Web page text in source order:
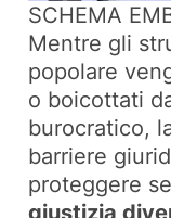
SCHEMA
Mentre gli
popolare
o boicottati
burocratico,
barriere
proteggere
giustizia